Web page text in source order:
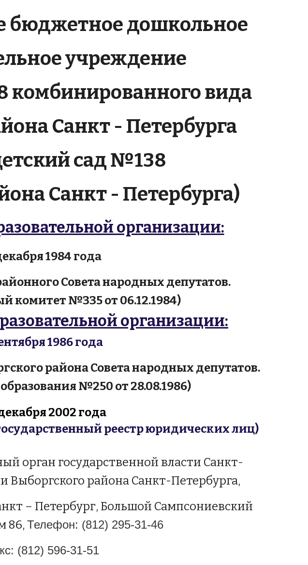
бюджетное дошкольное
учреждение
комбинированного вида
Санкт - Петербурга
сад №138
Санкт - Петербурга)
организации:
1984 года
Совета народных депутатов.
комитет №335 от 06.12.1984)
организации:
1986 года
района Совета народных депутатов.
№250 от 28.08.1986)
2002 года
реестр юридических лиц)
орган государственной власти Санкт-
Выборгского района Санкт-Петербурга,
– Петербург, Большой Сампсониевский
86, Телефон: (812) 295-31-46
(812) 596-31-51